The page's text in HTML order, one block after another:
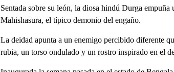
Sentada sobre su león, la diosa hindú Durga
Mahishasura, el típico demonio del engaño.
La deidad apunta a un enemigo percibido diferente
rubia, un torso ondulado y un rostro inspirado en el